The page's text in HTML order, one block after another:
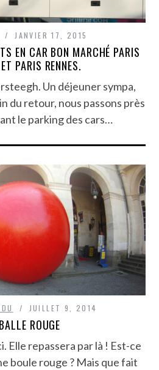
JANVIER 17, 2015
EN CAR BON MARCHÉ PARIS
PARIS RENNES.
Un déjeuner sympa,
du retour, nous passons près
le parking des cars…
JUILLET 9, 2014
ROUGE
Elle repassera par là ! Est-ce
boule rouge ? Mais que fait